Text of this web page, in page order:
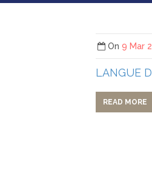
On 9 Mar
LANGUE
READ MORE